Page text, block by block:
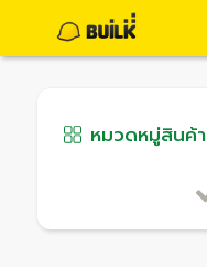
หมวดหมู่สินค้า